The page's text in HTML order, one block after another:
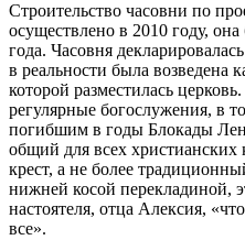
Строительство часовни по
осуществлено в 2010 году,
года. Часовня
в реальности была возведена
которой разместилась
регулярные богослужения, в
погибшим в годы Блокады
общий для всех
крест, а не более
нижней косой перекладиной,
настоятеля, отца Алексия,
все».